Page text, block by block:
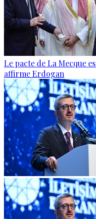
Le pacte de La Mecque
affirme Erdogan